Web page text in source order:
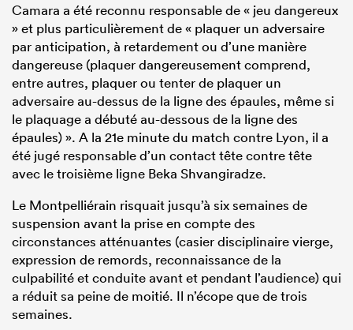
Camara a été reconnu responsable de « jeu dangereux
» et plus particulièrement de « plaquer un adversaire
par anticipation, à retardement ou d’une manière
dangereuse (plaquer dangereusement comprend,
entre autres, plaquer ou tenter de plaquer un
adversaire au-dessus de la ligne des épaules, même si
le plaquage a débuté au-dessous de la ligne des
épaules) ». A la 21e minute du match contre Lyon, il a
été jugé responsable d’un contact tête contre tête
avec le troisième ligne Beka Shvangiradze.
Le Montpelliérain risquait jusqu’à six semaines de
suspension avant la prise en compte des
circonstances atténuantes (casier disciplinaire vierge,
expression de remords, reconnaissance de la
culpabilité et conduite avant et pendant l’audience) qui
a réduit sa peine de moitié. Il n’écope que de trois
semaines.